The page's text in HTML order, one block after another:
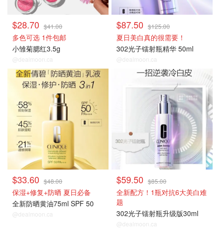
$28.70 $41.00
多色可选 1件包邮
小雏菊腮红3.5g
@dealmoon.ca
$87.50 $125.00
夏日美白真的很需要！
302光子镭射瓶精华 50ml
@dealmoon.ca
热卖推荐
$33.60 $48.00
保湿+修复+防晒 夏日必备
全新防晒黄油75ml SPF 50
@dealmoon.ca
$59.50 $85.00
全新配方！1瓶对抗6大美白难
题
302光子镭射瓶升级版30ml
@dealmoon.ca